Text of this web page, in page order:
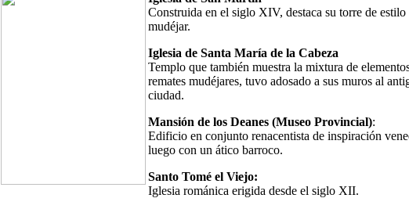
Construida en el siglo XIV, destaca su torre de
mudéjar.
Iglesia de Santa María de la Cabeza
Templo que también muestra la mixtura de
remates mudéjares, tuvo adosado a sus muros al
ciudad.
Mansión de los Deanes (Museo Provincial):
Edificio en conjunto renacentista de inspiración
luego con un ático barroco.
Santo Tomé el Viejo:
Iglesia románica erigida desde el siglo XII.